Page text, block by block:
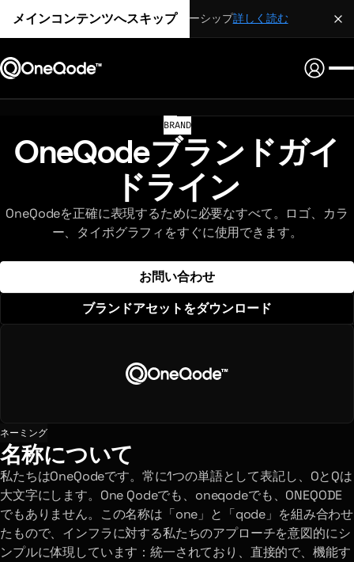
メインコンテンツへスキップ
戦略的パートナーシップ詳しく読む
BRAND
OneQodeブランドガイ
ドライン
OneQodeを正確に表現するために必要なすべて。ロゴ、カラ
ー、タイポグラフィをすぐに使用できます。
お問い合わせ
ブランドアセットをダウンロード
ネーミング
名称について
私たちはOneQodeです。常に1つの単語として表記し、OとQは
大文字にします。One Qodeでも、oneqodeでも、ONEQODE
でもありません。この名称は「one」と「qode」を組み合わせ
たもので、インフラに対する私たちのアプローチを意図的にシ
ンプルに体現しています：統一されており、直接的で、機能す